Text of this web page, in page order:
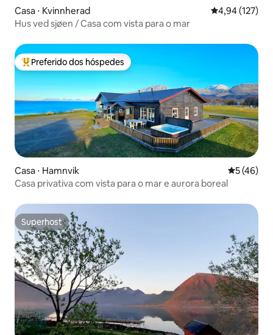
Casa ⋅ Kvinnherad 4,94 de uma
4,94 (127)
Hus ved sjøen / Casa com vista para o mar
Entre os melhores preferidos dos hóspedes
Preferido dos hóspedes
Casa ⋅ Hamnvik 5 de uma
5 (46)
Casa privativa com vista para o mar e aurora boreal
Superhost
Superhost